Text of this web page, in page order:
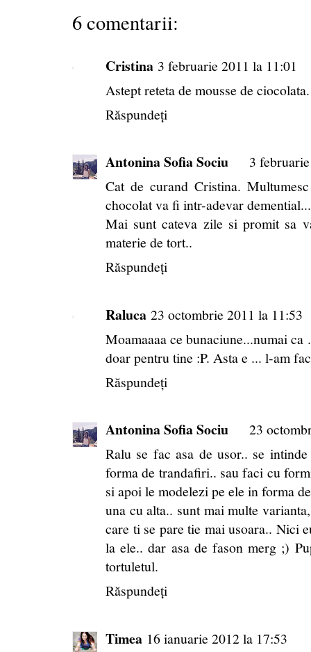
6 comentarii:
Cristina 3 februarie 2011 la 11:01
Astept reteta de mousse de
Răspundeți
Antonina Sofia Sociu
3
Cat de curand Cristina.
chocolat va fi intr-adevar
Mai sunt cateva zile si promit sa
materie de tort..
Răspundeți
Raluca 23 octombrie 2011 la 11:53
Moamaaaa ce bunaciune...numai
doar pentru tine :P. Asta e ... l-am
Răspundeți
Antonina Sofia Sociu
23
Ralu se fac asa de usor.. se
forma de trandafiri.. sau faci cu
si apoi le modelezi pe ele in forma
una cu alta.. sunt mai multe
care ti se pare tie mai usoara.. Nici
la ele.. dar asa de fason merg ;)
tortuletul.
Răspundeți
Timea 16 ianuarie 2012 la 17:53